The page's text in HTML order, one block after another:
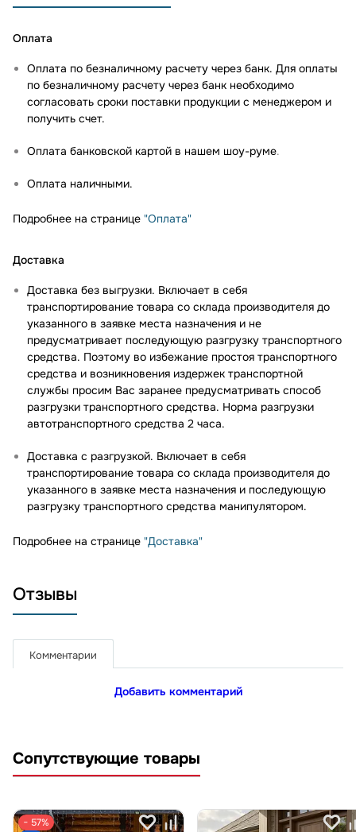
Оплата
Оплата по безналичному расчету через банк. Для оплаты
по безналичному расчету через банк необходимо
согласовать сроки поставки продукции с менеджером и
получить счет.
Оплата банковской картой в нашем шоу-руме.
Оплата наличными.
Подробнее на странице "Оплата"
Доставка
Доставка без выгрузки. Включает в себя
транспортирование товара со склада производителя до
указанного в заявке места назначения и не
предусматривает последующую разгрузку транспортного
средства. Поэтому во избежание простоя транспортного
средства и возникновения издержек транспортной
службы просим Вас заранее предусматривать способ
разгрузки транспортного средства. Норма разгрузки
автотранспортного средства 2 часа.
Доставка с разгрузкой. Включает в себя
транспортирование товара со склада производителя до
указанного в заявке места назначения и последующую
разгрузку транспортного средства манипулятором.
Подробнее на странице "Доставка"
Отзывы
Комментарии
Добавить комментарий
Сопутствующие товары
− 57%